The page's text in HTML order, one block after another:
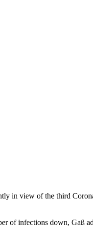
in view of the third
of infections down, Gaß